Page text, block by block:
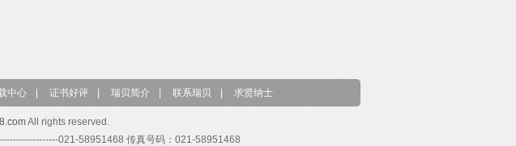
中心 证书好评 瑞贝简介 联系瑞贝 求贤纳士
All rights reserved.
021-58951468 传真号码：021-58951468